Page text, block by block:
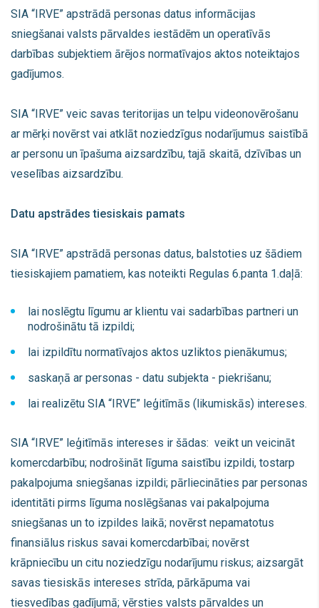
SIA “IRVE” apstrādā personas datus informācijas
sniegšanai valsts pārvaldes iestādēm un operatīvās
darbības subjektiem ārējos normatīvajos aktos noteiktajos
gadījumos.
SIA “IRVE” veic savas teritorijas un telpu videonovērošanu
ar mērķi novērst vai atklāt noziedzīgus nodarījumus saistībā
ar personu un īpašuma aizsardzību, tajā skaitā, dzīvības un
veselības aizsardzību.
Datu apstrādes tiesiskais pamats
SIA “IRVE” apstrādā personas datus, balstoties uz šādiem
tiesiskajiem pamatiem, kas noteikti Regulas 6.panta 1.daļā:
lai noslēgtu līgumu ar klientu vai sadarbības partneri un
nodrošinātu tā izpildi;
lai izpildītu normatīvajos aktos uzliktos pienākumus;
saskaņā ar personas - datu subjekta - piekrišanu;
lai realizētu SIA “IRVE” leģitīmās (likumiskās) intereses.
SIA “IRVE” leģitīmās intereses ir šādas: veikt un veicināt
komercdarbību; nodrošināt līguma saistību izpildi, tostarp
pakalpojuma sniegšanas izpildi; pārliecināties par personas
identitāti pirms līguma noslēgšanas vai pakalpojuma
sniegšanas un to izpildes laikā; novērst nepamatotus
finansiālus riskus savai komercdarbībai; novērst
krāpniecību un citu noziedzīgu nodarījumu riskus; aizsargāt
savas tiesiskās intereses strīda, pārkāpuma vai
tiesvedības gadījumā; vērsties valsts pārvaldes un